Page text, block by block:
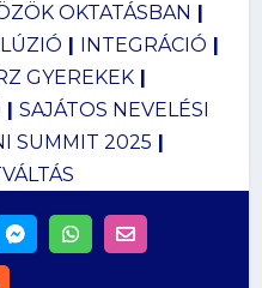
OKTATÁSBAN |
| INTEGRÁCIÓ |
GYEREKEK|
| SAJÁTOS NEVELÉSI
SUMMIT 2025 |